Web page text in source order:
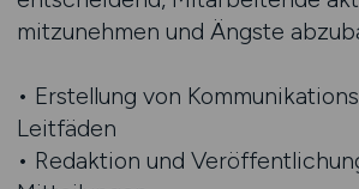
mitzunehmen und Ängste
• Erstellung von
Leitfäden
• Redaktion und